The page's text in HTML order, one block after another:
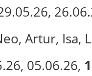
Artur, Isa,
05.06.26,